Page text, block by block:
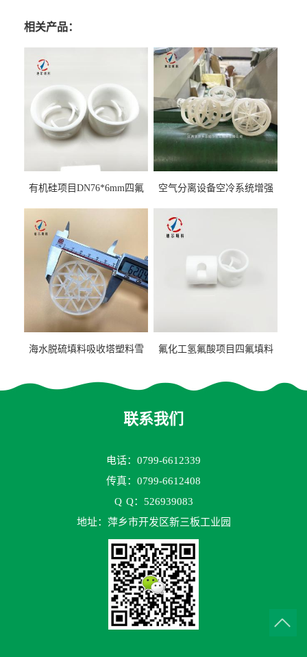
相关产品：
有机硅项目DN76*6mm四氟
空气分离设备空冷系统增强
海水脱硫填料吸收塔塑料雪
氟化工氢氟酸项目四氟填料
蚀
联系我们
电话：0799-6612339
传真：0799-6612408
Q Q：526939083
地址：萍乡市开发区新三板工业园